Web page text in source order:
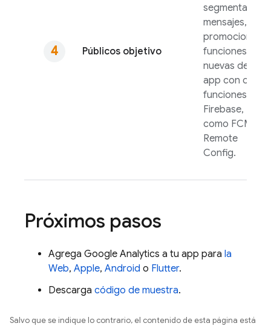
Públicos objetivo
segmentar
mensajes,
promociones o
funciones
nuevas de la
app con otras
funciones de
Firebase,
como FCM
Remote
Config.
Próximos pasos
Agrega Google Analytics a tu app para la
Web, Apple, Android o Flutter.
Descarga código de muestra.
Salvo que se indique lo contrario, el contenido de esta página está